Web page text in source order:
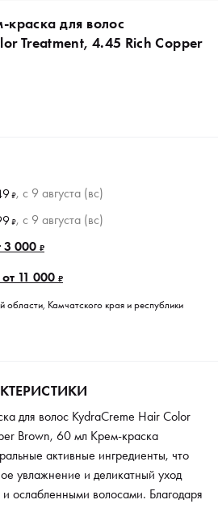
краска для волос
Treatment, 4.45 Rich Copper
₽, c 9 августа (вс)
₽, c 9 августа (вс)
3 000 ₽
11 000 ₽
Камчатского края и республики
для волос KydraCreme Hair Color
Brown, 60 мл Крем-краска
активные ингредиенты, что
увлажнение и деликатный уход
ослабленными волосами. Благодаря
воздействует непосредственно